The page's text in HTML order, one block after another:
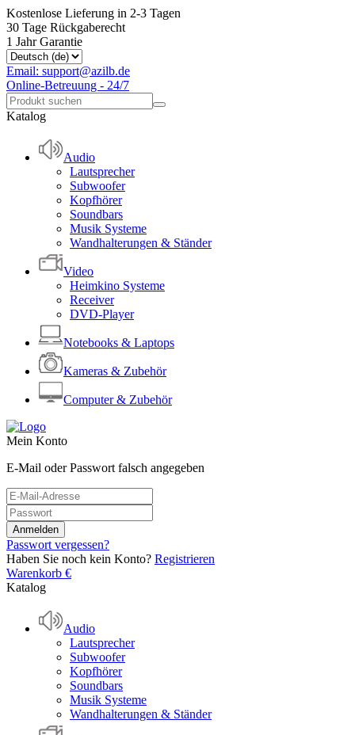
Kostenlose Lieferung in 2-3 Tagen
30 Tage Rückgaberecht
1 Jahr Garantie
Email: support@azilb.de
Online-Betreuung - 24/7
Katalog
Audio
Lautsprecher
Subwoofer
Kopfhörer
Soundbars
Musik Systeme
Wandhalterungen & Ständer
Video
Heimkino Systeme
Receiver
DVD-Player
Notebooks & Laptops
Kameras & Zubehör
Computer & Zubehör
Mein Konto
E-Mail oder Passwort falsch angegeben
Passwort vergessen?
Haben Sie noch kein Konto? Registrieren
Warenkorb €
Katalog
Audio
Lautsprecher
Subwoofer
Kopfhörer
Soundbars
Musik Systeme
Wandhalterungen & Ständer